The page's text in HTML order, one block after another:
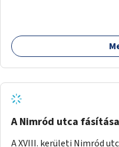
kikapcsolódási helyszín:
modellrepülők,
kialakítható pihenőhely
szemetesekkel,
csoportok fogadására. A
A Nimród utca
A XVIII. kerületi Nimród